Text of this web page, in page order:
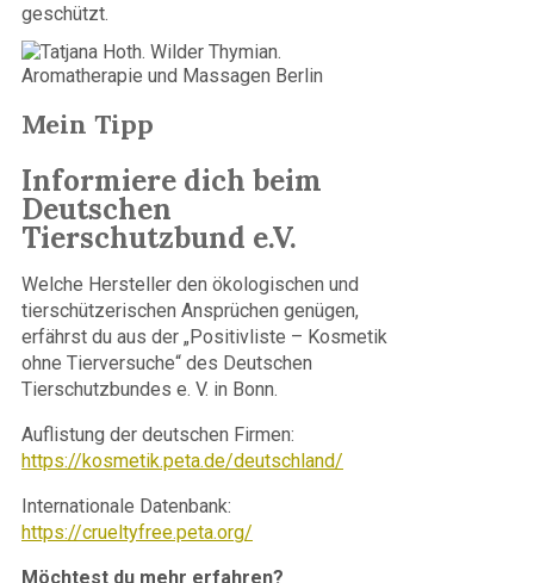
geschützt.
Mein Tipp
Informiere dich beim
Deutschen
Tierschutzbund e.V.
Welche Hersteller den ökologischen und
tierschützerischen Ansprüchen genügen,
erfährst du aus der „Positivliste – Kosmetik
ohne Tierversuche“ des Deutschen
Tierschutzbundes e. V. in Bonn.
Auflistung der deutschen Firmen:
https://kosmetik.peta.de/deutschland/
Internationale Datenbank:
https://crueltyfree.peta.org/
Möchtest du mehr erfahren?